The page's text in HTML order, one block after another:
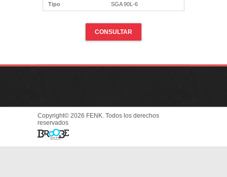
Tipo SGA 90L-6
CONSULTAR
Copyright© 2026 FENK. Todos los derechos
reservados